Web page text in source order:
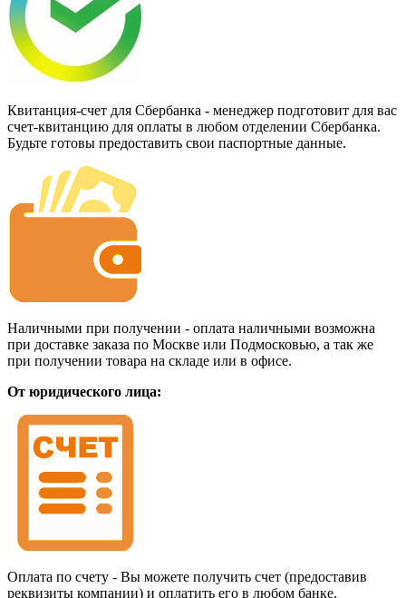
Квитанция-счет для Сбербанка - менеджер подготовит для вас
счет-квитанцию для оплаты в любом отделении Сбербанка.
Будьте готовы предоставить свои паспортные данные.
Наличными при получении - оплата наличными возможна
при доставке заказа по Москве или Подмосковью, а так же
при получении товара на складе или в офисе.
От юридического лица:
Оплата по счету - Вы можете получить счет (предоставив
реквизиты компании) и оплатить его в любом банке.